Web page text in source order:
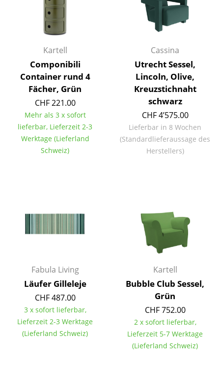
TV Möbel
Beistell- & Rollcontainer
Barmöbel
Garderoben
Kleinaufbewahrung
Einzelteile
... alle Aufbewahrungsmöbel
Schreibtischleuchten
Stehleuchten & Leseleuchten
Wandleuchten
Outdoor-Leuchten
Akkuleuchten
... alle Leuchten
Kartell
Componibili
Container rund 4
Fächer, Grün
CHF 221.00
Mehr als 3 x sofort
lieferbar, Lieferzeit 2-3
Werktage (Lieferland
Schweiz)
Cassina
Utrecht Sessel,
Lincoln, Olive,
Kreuzstichnaht
schwarz
CHF 4’575.00
Lieferbar in 8 Wochen
(Standardlieferaussage des
Herstellers)
Fabula Living
Läufer Gilleleje
CHF 487.00
3 x sofort lieferbar,
Lieferzeit 2-3 Werktage
(Lieferland Schweiz)
Kartell
Bubble Club Sessel,
Grün
CHF 752.00
2 x sofort lieferbar,
Lieferzeit 5-7 Werktage
(Lieferland Schweiz)